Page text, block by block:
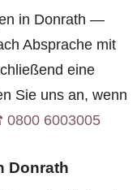
in Donrath —
Absprache mit
eine
Sie uns an, wenn
6003005
Donrath